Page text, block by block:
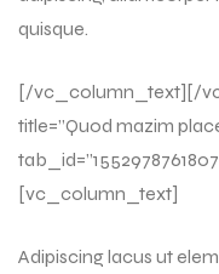
quisque.
[/vc_column_text][/
title=”Quod mazim
[vc_column_text]
Adipiscing lacus ut